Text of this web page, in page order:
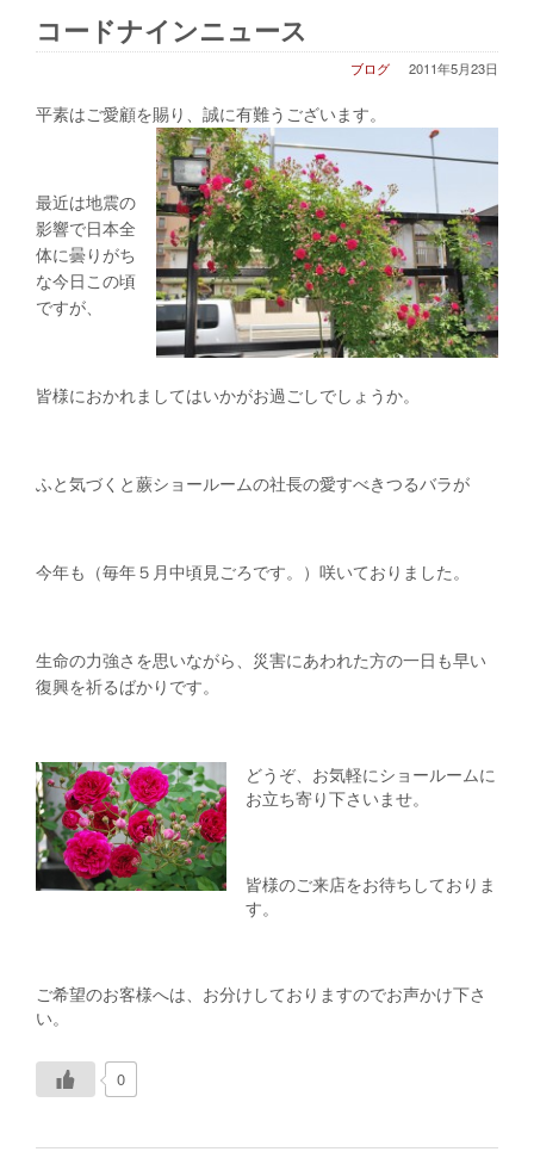
コードナインニュース
2011年5月23日
ブログ
平素はご愛顧を賜り、誠に有難うございます。
最近は地震の
影響で日本全
体に曇りがち
な今日この頃
ですが、
皆様におかれましてはいかがお過ごしでしょうか。
ふと気づくと蕨ショールームの社長の愛すべきつるバラが
今年も（毎年５月中頃見ごろです。） 咲いておりました。
生命の力強さを思いながら、 災害にあわれた方の一日も早い
復興を祈るばかりです。
どうぞ、お気軽にショールームに
お立ち寄り下さいませ。
皆様のご来店をお待ちしておりま
す。
ご希望のお客様へは、お分けしておりますのでお声かけ下さ
い。
0